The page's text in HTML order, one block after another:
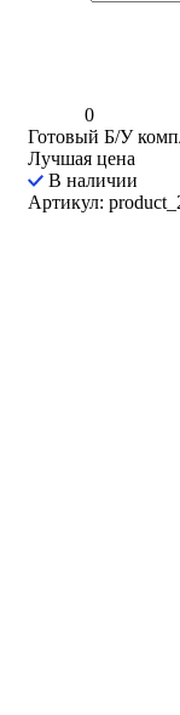
0
Готовый Б/У
Лучшая цена
В наличии
Артикул: